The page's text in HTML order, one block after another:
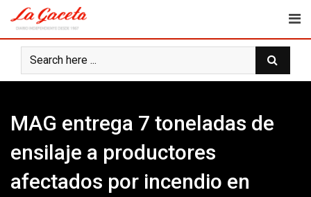
content
MAG entrega 7 toneladas de
ensilaje a productores
afectados por incendio en